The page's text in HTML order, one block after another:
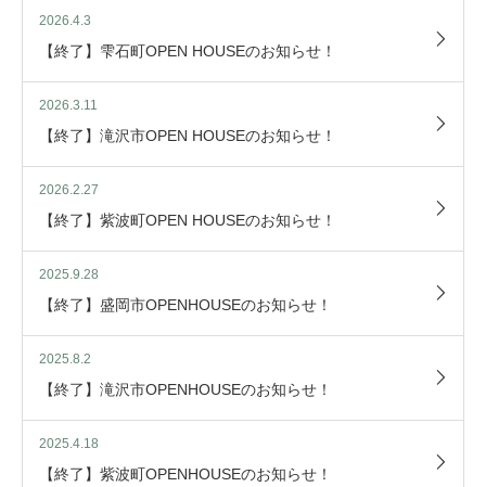
2026.4.3
【終了】雫石町OPEN HOUSEのお知らせ！
2026.3.11
【終了】滝沢市OPEN HOUSEのお知らせ！
2026.2.27
【終了】紫波町OPEN HOUSEのお知らせ！
2025.9.28
【終了】盛岡市OPENHOUSEのお知らせ！
2025.8.2
【終了】滝沢市OPENHOUSEのお知らせ！
2025.4.18
【終了】紫波町OPENHOUSEのお知らせ！